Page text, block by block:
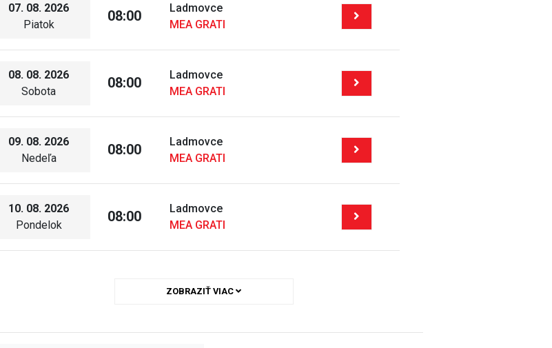
07. 08. 2026
Piatok
08:00
Ladmovce
MEA GRATI
08. 08. 2026
Sobota
08:00
Ladmovce
MEA GRATI
09. 08. 2026
Nedeľa
08:00
Ladmovce
MEA GRATI
10. 08. 2026
Pondelok
08:00
Ladmovce
MEA GRATI
ZOBRAZIŤ VIAC